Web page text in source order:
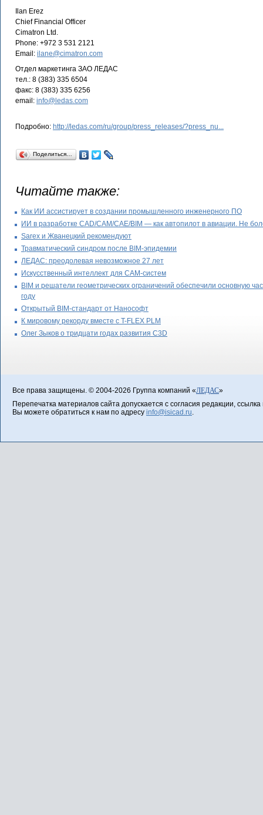
Ilan Erez
Chief Financial Officer
Cimatron Ltd.
Phone: +972 3 531 2121
Email: ilane@cimatron.com
Отдел маркетинга ЗАО ЛЕДАС
тел.: 8 (383) 335 6504
факс: 8 (383) 335 6256
email: info@ledas.com
Подробно: http://ledas.com/ru/group/press_releases/?press_nu...
Поделиться…
Читайте также:
Как ИИ ассистирует в создании промышленного инженерного ПО
ИИ в разработке CAD/CAM/CAE/BIM — как автопилот в авиации. Не
Sarex и Жванецкий рекомендуют
Травматический синдром после BIM-эпидемии
ЛЕДАС: преодолевая невозможное 27 лет
Искусственный интеллект для CAM-систем
BIM и решатели геометрических ограничений обеспечили основную
году
Открытый BIM-стандарт от Нанософт
К мировому рекорду вместе с T-FLEX PLM
Олег Зыков о тридцати годах развития C3D
Все права защищены. © 2004-2026 Группа компаний «ЛЕДАС»
Перепечатка материалов сайта допускается с согласия редакции,
Вы можете обратиться к нам по адресу info@isicad.ru.